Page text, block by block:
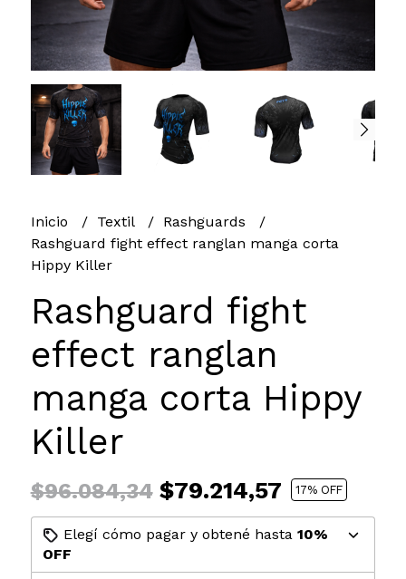
Inicio Textil
Rashguards
Rashguard fight effect ranglan manga corta
Hippy Killer
Rashguard fight
effect ranglan
manga corta Hippy
Killer
$96.084,34$79.214,57 17% OFF
Elegí cómo pagar y obtené hasta 10%
OFF